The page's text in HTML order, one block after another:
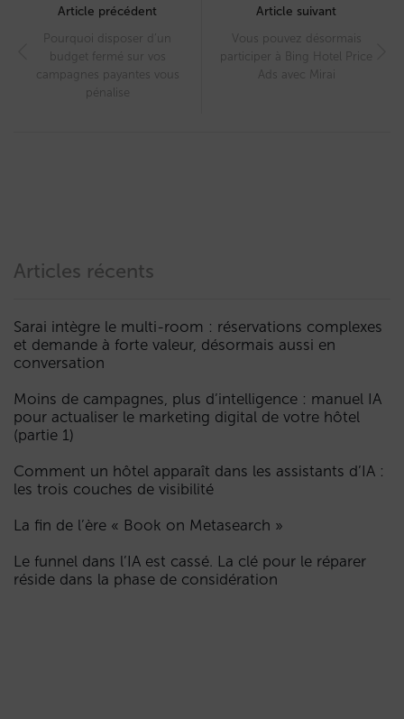
navigation
Article précédent
Pourquoi disposer d’un
budget fermé sur vos
campagnes payantes vous
pénalise
Article suivant
Vous pouvez désormais
participer à Bing Hotel Price
Ads avec Mirai
Articles récents
Sarai intègre le multi-room : réservations complexes
et demande à forte valeur, désormais aussi en
conversation
Moins de campagnes, plus d’intelligence : manuel IA
pour actualiser le marketing digital de votre hôtel
(partie 1)
Comment un hôtel apparaît dans les assistants d’IA :
les trois couches de visibilité
La fin de l’ère « Book on Metasearch »
Le funnel dans l’IA est cassé. La clé pour le réparer
réside dans la phase de considération